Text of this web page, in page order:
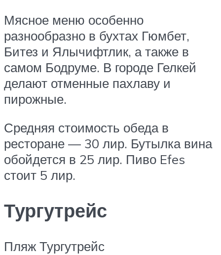
Мясное меню особенно
разнообразно в бухтах Гюмбет,
Битез и Ялычифтлик, а также в
самом Бодруме. В городе Гелкей
делают отменные пахлаву и
пирожные.
Средняя стоимость обеда в
ресторане — 30 лир. Бутылка вина
обойдется в 25 лир. Пиво Efes
стоит 5 лир.
Тургутрейс
Пляж Тургутрейс